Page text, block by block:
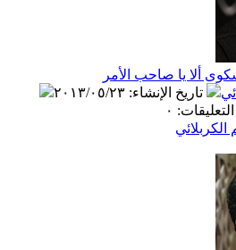
ألا يا صاحب الأمر
تاريخ الإنشاء: ٢٠١٣/٠٥/٢٣
التعليقات: ٠
الكربلائي